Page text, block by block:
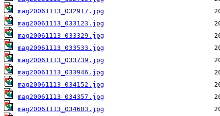
mag20061113_032917.jpg
mag20061113_033123.jpg
mag20061113_033329.jpg
mag20061113_033533.jpg
mag20061113_033739.jpg
mag20061113_033946.jpg
mag20061113_034152.jpg
mag20061113_034357.jpg
mag20061113_034603.jpg